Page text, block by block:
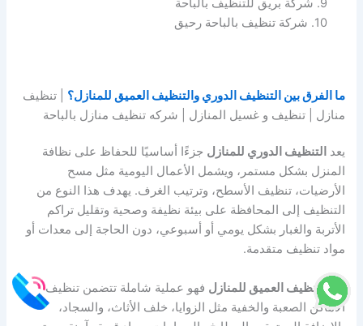
9. شركة بريق للتنظيف بالباحة
10. شركة تنظيف بالباحة رحيق
ما الفرق بين التنظيف الدوري والتنظيف العميق للمنازل؟ | تنظيف
منازل | تنظيف و غسيل المنازل | شركه تنظيف منازل بالباحة
يعد التنظيف الدوري للمنازل جزءًا أساسيًا للحفاظ على نظافة
المنزل بشكل مستمر، ويشمل الأعمال اليومية مثل مسح
الأرضيات، تنظيف الأسطح، وترتيب الغرف. يهدف هذا النوع من
التنظيف إلى المحافظة على بيئة نظيفة وصحية وتقليل تراكم
الأتربة والغبار بشكل يومي أو أسبوعي، دون الحاجة إلى معدات أو
مواد تنظيف متقدمة.
أماالتنظيف العميق للمنازل فهو عملية شاملة تتضمن تنظيف
الأماكن الصعبة والخفية مثل الزوايا، خلف الأثاث، والسجاد،